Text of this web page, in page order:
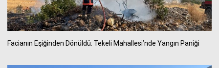
Facianın Eşiğinden Dönüldü: Tekeli Mahallesi’nde Yangın Paniği